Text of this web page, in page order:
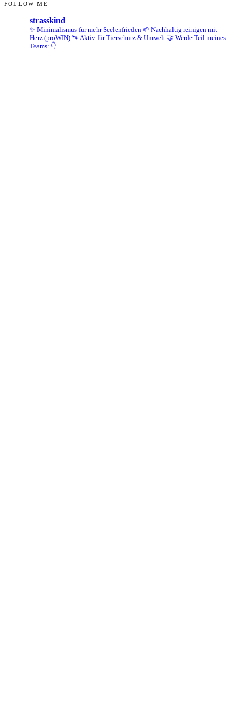
FOLLOW ME
strasskind
✨ Minimalismus für mehr Seelenfrieden 🌱 Nachhaltig reinigen mit
Herz (proWIN) 🐾 Aktiv für Tierschutz & Umwelt 🤝 Werde Teil meines
Teams: 👇